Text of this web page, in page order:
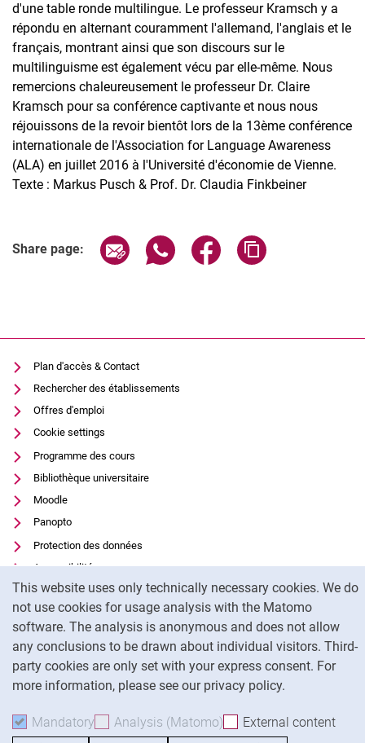
This website uses only technically necessary cookies. We do
not use cookies for usage analysis with the Matomo
software. The analysis is anonymous and does not allow
any conclusions to be drawn about individual visitors. Third-
party cookies are only set with your express consent. For
more information, please see our privacy policy.
Mandatory Accept mandatory cookies
Analysis (Matomo) Accept analysis cookies
External content
d'une table ronde multilingue. Le professeur Kramsch y a
répondu en alternant couramment l'allemand, l'anglais et le
français, montrant ainsi que son discours sur le
multilinguisme est également vécu par elle-même. Nous
remercions chaleureusement le professeur Dr. Claire
Kramsch pour sa conférence captivante et nous nous
réjouissons de la revoir bientôt lors de la 13ème conférence
internationale de l'Association for Language Awareness
(ALA) en juillet 2016 à l'Université d'économie de Vienne.
Texte : Markus Pusch & Prof. Dr. Claudia Finkbeiner
Share page: Share page via email
Share page via WhatsApp
Share page via
Plan d'accès & Contact
Rechercher des établissements
Offres d'emploi
Cookie settings
Programme des cours
Bibliothèque universitaire
Moodle
Panopto
Protection des données
Accessibilité
Utilisation transparente de l'IA
Mentions légales